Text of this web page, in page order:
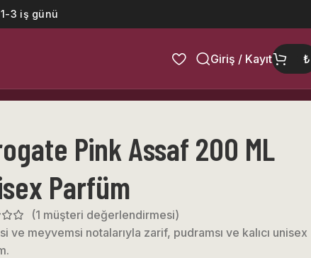
3 iş günü
Giriş / Kayıt ₺
Pink Assaf 200 ML
Parfüm
(1 müşteri değerlendirmesi)
ve meyvemsi notalarıyla zarif, pudramsı ve kalıcı unisex